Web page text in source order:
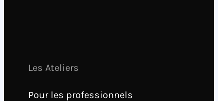
Les Ateliers
Pour les professionnels